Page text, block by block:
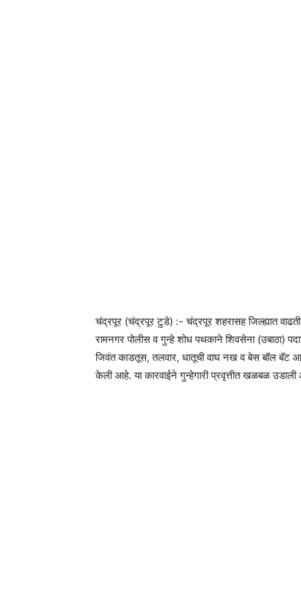
चंद्रपूर (चंद्रपूर टुडे) :- चंद्रपूर शहरासह जिल्ह्यात वाढती
रामनगर पोलीस व गुन्हे शोध पथकाने शिवसेना (उबाठा)
जिवंत काडतूस, तलवार, धातूची वाघ नख व बेस बॉल
केली आहे. या कारवाईने गुन्हेगारी प्रवृत्तीत खळबळ